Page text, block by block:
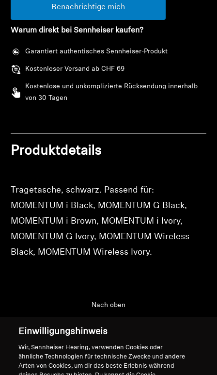
Entdecken
Innovationen
Support
Benachrichtige mich
Warum direkt bei Sennheiser kaufen?
Garantiert authentisches Sennheiser-Produkt
Kostenloser Versand ab CHF 69
Kostenlose und unkomplizierte Rücksendung innerhalb
von 30 Tagen
Produktdetails
Tragetasche, schwarz. Passend für:
MOMENTUM i Black, MOMENTUM G Black,
MOMENTUM i Brown, MOMENTUM i Ivory,
MOMENTUM G Ivory, MOMENTUM Wireless
Black, MOMENTUM Wireless Ivory.
Support
Nach oben
Impressum
Unser Unternehmen
Einwilligungshinweis
Wir, Sennheiser Hearing, verwenden Cookies oder
ähnliche Technologien für technische Zwecke und andere
Arten von Cookies, um dir das beste Erlebnis während
Melden Sie sich bei Ihrem Konto an, um
Produkte zu Ihrer Wunschliste hinzuzufügen und
Login